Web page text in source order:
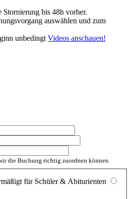
bis 48h vorher.
auswählen und zum
unbedingt Videos anschauen!
die Buchung richtig zuordnen können
für Schüler & Abiturienten